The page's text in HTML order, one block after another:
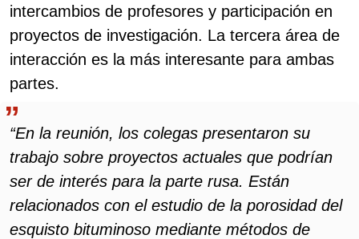
intercambios de profesores y participación en
proyectos de investigación. La tercera área de
interacción es la más interesante para ambas
partes.
“En la reunión, los colegas presentaron su
trabajo sobre proyectos actuales que podrían
ser de interés para la parte rusa. Están
relacionados con el estudio de la porosidad del
esquisto bituminoso mediante métodos de